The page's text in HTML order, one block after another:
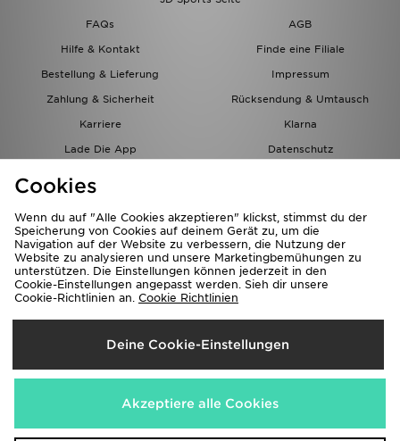
FAQs
AGB
Hilfe & Kontakt
Finde eine Filiale
Bestellung & Lieferung
Impressum
Zahlung & Sicherheit
Rücksendung & Umtausch
Karriere
Klarna
Lade Die App
Datenschutz
Lieferung Nach
Österreich
Wir akzeptieren folgende Zahlungsmethoden
Cookies
Wenn du auf "Alle Cookies akzeptieren" klickst, stimmst du der
Speicherung von Cookies auf deinem Gerät zu, um die
Navigation auf der Website zu verbessern, die Nutzung der
Website zu analysieren und unsere Marketingbemühungen zu
unterstützen. Die Einstellungen können jederzeit in den
Cookie-Einstellungen angepasst werden. Sieh dir unsere
Cookie-Richtlinien an. Cookie Richtlinien
Deine Cookie-Einstellungen
Akzeptiere alle Cookies